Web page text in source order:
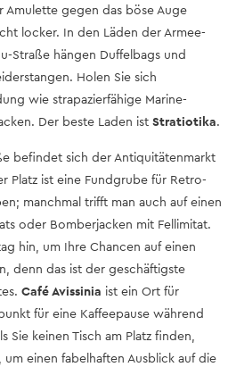
Amulette gegen das böse Auge
locker. In den Läden der Armee-
Straße hängen Duffelbags und
Holen Sie sich
wie strapazierfähige Marine-
Der beste Laden ist Stratiotika.
befindet sich der Antiquitätenmarkt
Platz ist eine Fundgrube für Retro-
manchmal trifft man auch auf einen
oder Bomberjacken mit Fellimitat.
hin, um Ihre Chancen auf einen
denn das ist der geschäftigste
Café Avissinia ist ein Ort für
für eine Kaffeepause während
Sie keinen Tisch am Platz finden,
um einen fabelhaften Ausblick auf die